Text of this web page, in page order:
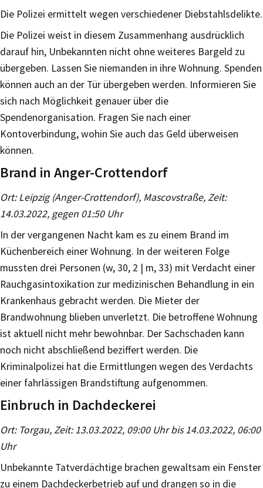
Die Polizei ermittelt wegen verschiedener Diebstahlsdelikte.
Die Polizei weist in diesem Zusammenhang ausdrücklich
darauf hin, Unbekannten nicht ohne weiteres Bargeld zu
übergeben. Lassen Sie niemanden in ihre Wohnung. Spenden
können auch an der Tür übergeben werden. Informieren Sie
sich nach Möglichkeit genauer über die
Spendenorganisation. Fragen Sie nach einer
Kontoverbindung, wohin Sie auch das Geld überweisen
können.
Brand in Anger-Crottendorf
Ort: Leipzig (Anger-Crottendorf), Mascovstraße, Zeit:
14.03.2022, gegen 01:50 Uhr
In der vergangenen Nacht kam es zu einem Brand im
Küchenbereich einer Wohnung. In der weiteren Folge
mussten drei Personen (w, 30, 2 | m, 33) mit Verdacht einer
Rauchgasintoxikation zur medizinischen Behandlung in ein
Krankenhaus gebracht werden. Die Mieter der
Brandwohnung blieben unverletzt. Die betroffene Wohnung
ist aktuell nicht mehr bewohnbar. Der Sachschaden kann
noch nicht abschließend beziffert werden. Die
Kriminalpolizei hat die Ermittlungen wegen des Verdachts
einer fahrlässigen Brandstiftung aufgenommen.
Einbruch in Dachdeckerei
Ort: Torgau, Zeit: 13.03.2022, 09:00 Uhr bis 14.03.2022, 06:00
Uhr
Unbekannte Tatverdächtige brachen gewaltsam ein Fenster
zu einem Dachdeckerbetrieb auf und drangen so in die